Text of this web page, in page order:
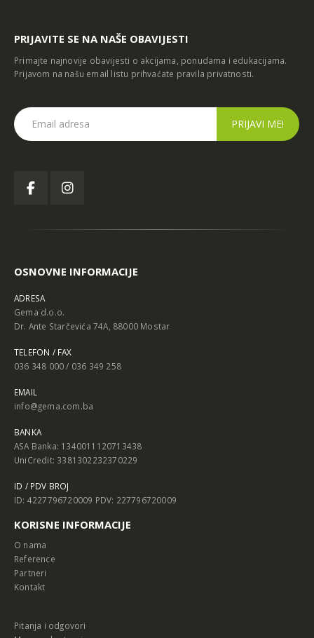
PRIJAVITE SE NA NAŠE OBAVIJESTI
Primajte najnovije obavijesti o akcijama, ponudama i edukacijama.
Prijavom na našu email listu prihvaćate pravila privatnosti.
OSNOVNE INFORMACIJE
ADRESA
Gema d.o.o.
Dr. Ante Starčevića 74A, 88000 Mostar
TELEFON / FAX
036 348 000 / 036 349 258
EMAIL
info@gema.com.ba
BANKA
ASA Banka: 1340011120713438
UniCredit: 3381302232370229
ID / PDV BROJ
ID: 4227796720009 PDV: 227796720009
KORISNE INFORMACIJE
O nama
Reference
Partneri
Kontakt
Pitanja i odgovori